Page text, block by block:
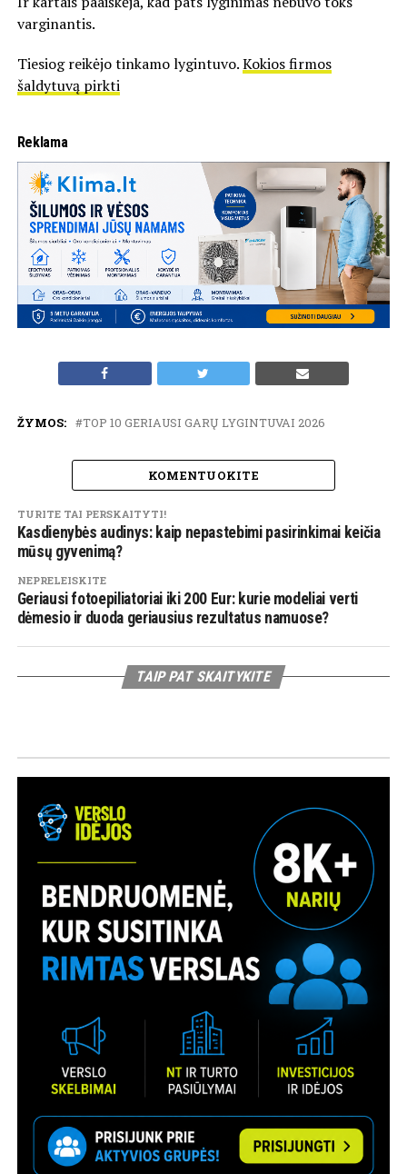
varginantis.
Tiesiog reikėjo tinkamo lygintuvo.Kokios firmos
šaldytuvą pirkti
Reklama
ŽYMOS: TOP 10 GERIAUSI GARŲ LYGINTUVAI 2026
KOMENTUOKITE
TURITE TAI PERSKAITYTI!
Kasdienybės audinys: kaip nepastebimi pasirinkimai keičia
mūsų gyvenimą?
NEPRELEISKITE
Geriausi fotoepiliatoriai iki 200 Eur: kurie modeliai verti
dėmesio ir duoda geriausius rezultatus namuose?
TAIP PAT SKAITYKITE